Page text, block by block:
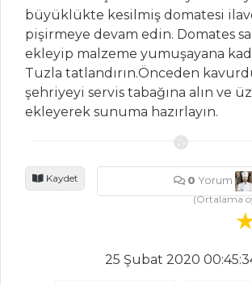
VANİLYALI MİNİ
CUPCAKE
Sakızlı Sütlaç
ŞEFTALİLİ VE
BÖĞÜRTLENLİ
TOST KEK
Tüm Tarifleri
Böğürtlen
büyüklükte kesilmiş domatesi
pişirmeye devam edin. Domates
ekleyip malzeme yumuşayana
Tuzla tatlandırın.Önceden
şehriyeyi servis tabağına alın ve
ekleyerek sunuma hazırlayın.
Kaydet 0 Yorum
(Ortalama
25 Şubat 2020